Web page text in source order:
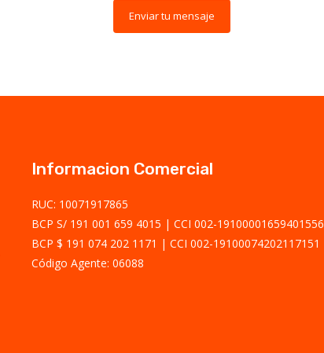
Enviar tu mensaje
Informacion Comercial
RUC: 10071917865
BCP S/ 191 001 659 4015
CCI 002-19100001659401556
BCP $ 191 074 202 1171
CCI 002-19100074202117151
Código Agente: 06088